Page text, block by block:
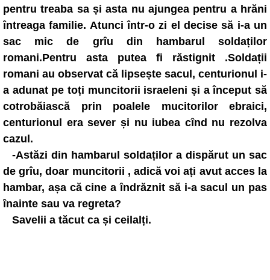
pentru treaba sa și asta nu ajungea pentru a hrăni
întreaga familie. Atunci într-o zi el decise să i-a un
sac mic de grîu din hambarul soldaților
romani.Pentru asta putea fi răstignit .Soldații
romani au observat că lipsește sacul, centurionul i-
a adunat pe toți muncitorii israeleni și a început să
cotrobăiască prin poalele mucitorilor ebraici,
centurionul era sever și nu iubea cînd nu rezolva
cazul.
-Astăzi din hambarul soldaților a dispărut un sac
de grîu, doar muncitorii , adică voi ați avut acces la
hambar, așa că cine a îndrăznit să i-a sacul un pas
înainte sau va regreta?
Savelii a tăcut ca și ceilalți.